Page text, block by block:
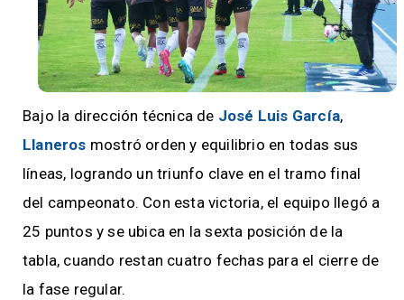
Bajo la dirección técnica de José Luis García,
Llaneros mostró orden y equilibrio en todas sus
líneas, logrando un triunfo clave en el tramo final
del campeonato. Con esta victoria, el equipo llegó a
25 puntos y se ubica en la sexta posición de la
tabla, cuando restan cuatro fechas para el cierre de
la fase regular.